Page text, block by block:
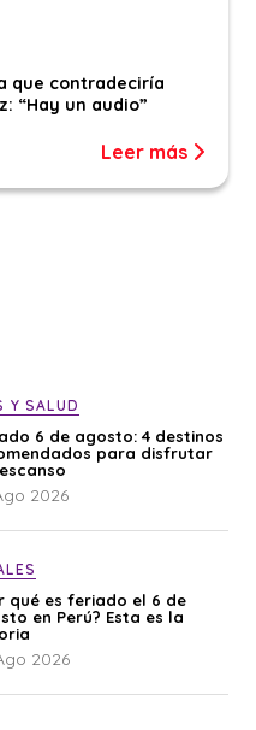
que contradeciría
“Hay un audio”
Leer más
Y SALUD
6 de agosto: 4 destinos
para disfrutar
2026
qué es feriado el 6 de
en Perú? Esta es la
2026